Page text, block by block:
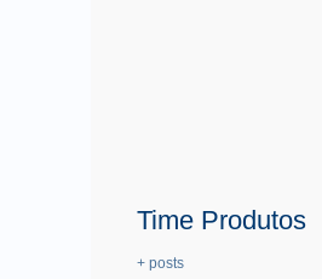
Time Produtos
+ posts